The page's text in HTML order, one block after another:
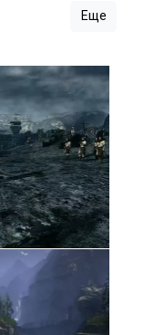
Еще